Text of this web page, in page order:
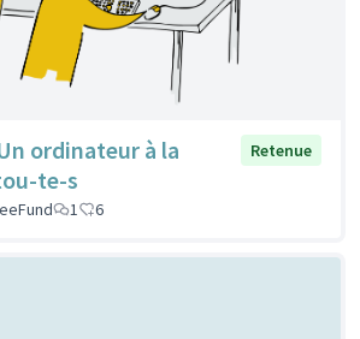
ordinateur à la
te-s
Retenue
1 6